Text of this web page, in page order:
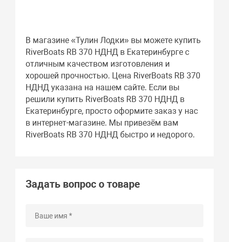
В магазине «Тулин Лодки» вы можете купить
RiverBoats RB 370 НДНД в Екатеринбурге с
отличным качеством изготовления и
хорошей прочностью. Цена RiverBoats RB 370
НДНД указана на нашем сайте. Если вы
решили купить RiverBoats RB 370 НДНД в
Екатеринбурге, просто оформите заказ у нас
в интернет-магазине. Мы привезём вам
RiverBoats RB 370 НДНД быстро и недорого.
Задать вопрос о товаре